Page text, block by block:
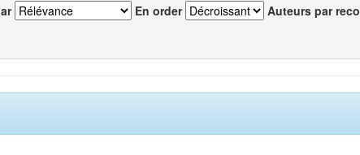
En order Auteurs par